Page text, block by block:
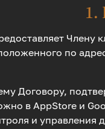
1.
по
Договору,
в AppStore и
и